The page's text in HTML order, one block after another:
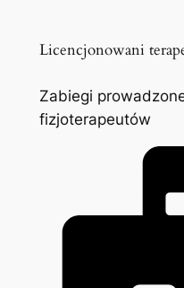
Licencjonowani
Zabiegi
fizjoterapeutów